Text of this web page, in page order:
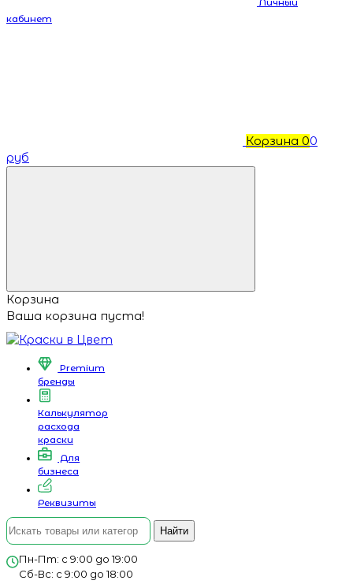
кабинет
Корзина 00
руб
Корзина
Ваша корзина пуста!
Premium
бренды
Калькулятор
расхода
краски
Для
бизнеса
Реквизиты
Найти
Пн-Пт: с 9:00 до 19:00
Сб-Вс: с 9:00 до 18:00